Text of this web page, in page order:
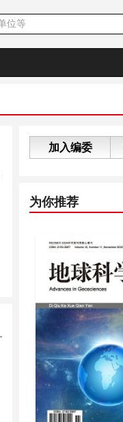
加入编委
为你推荐